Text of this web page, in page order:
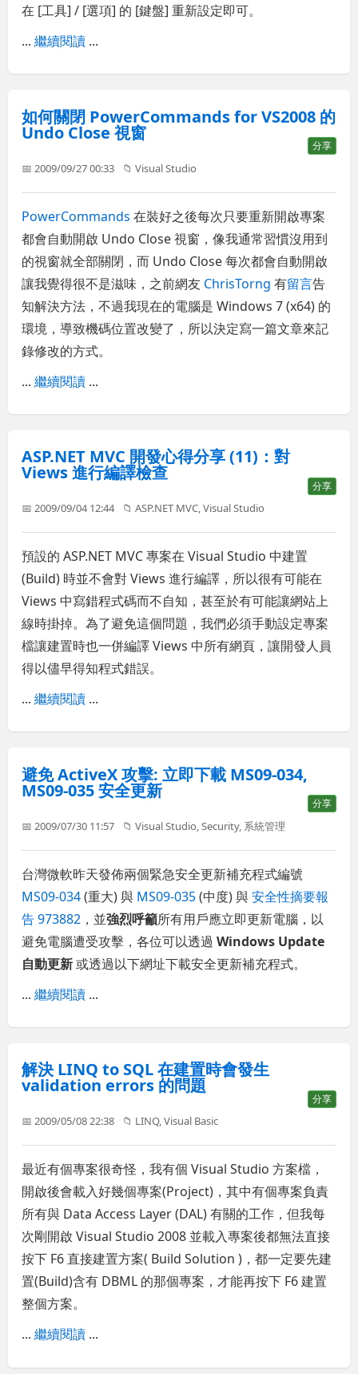
在 [工具] / [選項] 的 [鍵盤] 重新設定即可。
...繼續閱讀 ...
如何關閉 PowerCommands for VS2008 的
Undo Close 視窗
分享
📅 2009/09/27 00:33 📁Visual Studio
PowerCommands 在裝好之後每次只要重新開啟專案
都會自動開啟 Undo Close 視窗，像我通常習慣沒用到
的視窗就全部關閉，而 Undo Close 每次都會自動開啟
讓我覺得很不是滋味，之前網友 ChrisTorng 有留言告
知解決方法，不過我現在的電腦是 Windows 7 (x64) 的
環境，導致機碼位置改變了，所以決定寫一篇文章來記
錄修改的方式。
...繼續閱讀 ...
ASP.NET MVC 開發心得分享 (11)：對
Views 進行編譯檢查
分享
📅 2009/09/04 12:44 📁ASP.NET MVC,Visual Studio
預設的 ASP.NET MVC 專案在 Visual Studio 中建置
(Build) 時並不會對 Views 進行編譯，所以很有可能在
Views 中寫錯程式碼而不自知，甚至於有可能讓網站上
線時掛掉。為了避免這個問題，我們必須手動設定專案
檔讓建置時也一併編譯 Views 中所有網頁，讓開發人員
得以儘早得知程式錯誤。
...繼續閱讀 ...
避免 ActiveX 攻擊: 立即下載 MS09-034,
MS09-035 安全更新
分享
📅 2009/07/30 11:57 📁Visual Studio,Security, 系統管理
台灣微軟昨天發佈兩個緊急安全更新補充程式編號
MS09-034(重大) 與 MS09-035(中度) 與安全性摘要報
告 973882 ，並強烈呼籲所有用戶應立即更新電腦，以
避免電腦遭受攻擊，各位可以透過Windows Update
自動更新或透過以下網址下載安全更新補充程式。
...繼續閱讀 ...
解決 LINQ to SQL 在建置時會發生
validation errors 的問題
分享
📅 2009/05/08 22:38 📁 LINQ,Visual Basic
最近有個專案很奇怪，我有個 Visual Studio 方案檔，
開啟後會載入好幾個專案(Project)，其中有個專案負責
所有與 Data Access Layer (DAL) 有關的工作，但我每
次剛開啟 Visual Studio 2008 並載入專案後都無法直接
按下 F6 直接建置方案( Build Solution )，都一定要先建
置(Build)含有 DBML 的那個專案，才能再按下 F6 建置
整個方案。
...繼續閱讀 ...